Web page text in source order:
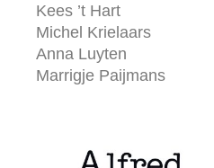
Kees ’t Hart
Michel Krielaars
Anna Luyten
Marrigje Paijmans